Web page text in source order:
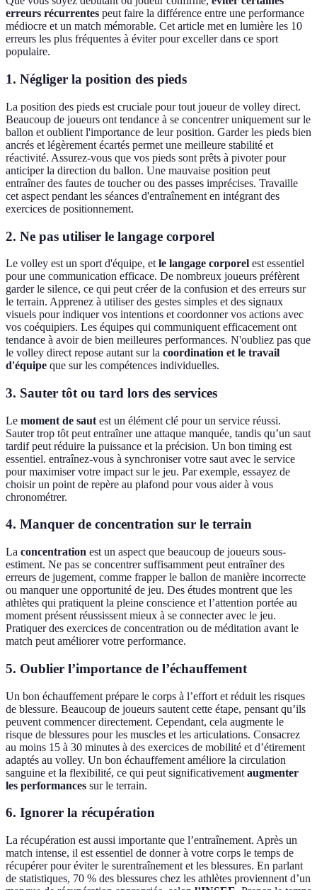
erreurs récurrentes peut faire la différence entre une performance
médiocre et un match mémorable. Cet article met en lumière les 10
erreurs les plus fréquentes à éviter pour exceller dans ce sport
populaire.
1. Négliger la position des pieds
La position des pieds est cruciale pour tout joueur de volley direct.
Beaucoup de joueurs ont tendance à se concentrer uniquement sur le
ballon et oublient l'importance de leur position. Garder les pieds bien
ancrés et légèrement écartés permet une meilleure stabilité et
réactivité. Assurez-vous que vos pieds sont prêts à pivoter pour
anticiper la direction du ballon. Une mauvaise position peut
entraîner des fautes de toucher ou des passes imprécises. Travaille
cet aspect pendant les séances d'entraînement en intégrant des
exercices de positionnement.
2. Ne pas utiliser le langage corporel
Le volley est un sport d'équipe, et le langage corporel est essentiel
pour une communication efficace. De nombreux joueurs préfèrent
garder le silence, ce qui peut créer de la confusion et des erreurs sur
le terrain. Apprenez à utiliser des gestes simples et des signaux
visuels pour indiquer vos intentions et coordonner vos actions avec
vos coéquipiers. Les équipes qui communiquent efficacement ont
tendance à avoir de bien meilleures performances. N'oubliez pas que
le volley direct repose autant sur la coordination et le travail
d'équipe que sur les compétences individuelles.
3. Sauter tôt ou tard lors des services
Le moment de saut est un élément clé pour un service réussi.
Sauter trop tôt peut entraîner une attaque manquée, tandis qu’un saut
tardif peut réduire la puissance et la précision. Un bon timing est
essentiel. entraînez-vous à synchroniser votre saut avec le service
pour maximiser votre impact sur le jeu. Par exemple, essayez de
choisir un point de repère au plafond pour vous aider à vous
chronométrer.
4. Manquer de concentration sur le terrain
La concentration est un aspect que beaucoup de joueurs sous-
estiment. Ne pas se concentrer suffisamment peut entraîner des
erreurs de jugement, comme frapper le ballon de manière incorrecte
ou manquer une opportunité de jeu. Des études montrent que les
athlètes qui pratiquent la pleine conscience et l’attention portée au
moment présent réussissent mieux à se connecter avec le jeu.
Pratiquer des exercices de concentration ou de méditation avant le
match peut améliorer votre performance.
5. Oublier l’importance de l’échauffement
Un bon échauffement prépare le corps à l’effort et réduit les risques
de blessure. Beaucoup de joueurs sautent cette étape, pensant qu’ils
peuvent commencer directement. Cependant, cela augmente le
risque de blessures pour les muscles et les articulations. Consacrez
au moins 15 à 30 minutes à des exercices de mobilité et d’étirement
adaptés au volley. Un bon échauffement améliore la circulation
sanguine et la flexibilité, ce qui peut significativement augmenter
les performances sur le terrain.
6. Ignorer la récupération
La récupération est aussi importante que l’entraînement. Après un
match intense, il est essentiel de donner à votre corps le temps de
récupérer pour éviter le surentraînement et les blessures. En parlant
de statistiques, 70 % des blessures chez les athlètes proviennent d’un